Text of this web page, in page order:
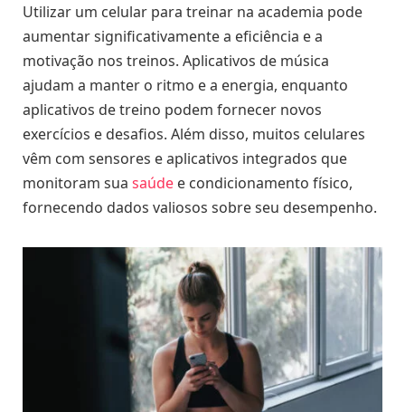
Utilizar um celular para treinar na academia pode
aumentar significativamente a eficiência e a
motivação nos treinos. Aplicativos de música
ajudam a manter o ritmo e a energia, enquanto
aplicativos de treino podem fornecer novos
exercícios e desafios. Além disso, muitos celulares
vêm com sensores e aplicativos integrados que
monitoram sua saúde e condicionamento físico,
fornecendo dados valiosos sobre seu desempenho.